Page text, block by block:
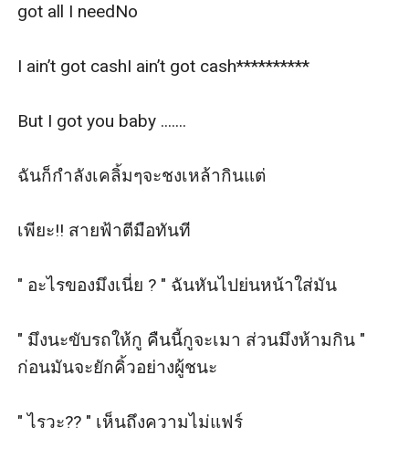
got all I needNo
I ain’t got cashI ain’t got cash**********
But I got you baby .......
ฉันก็กำลังเคลิ้มๆจะชงเหล้ากินแต่
เพียะ!! สายฟ้าตีมือทันที
" อะไรของมึงเนี่ย ? " ฉันหันไปย่นหน้าใส่มัน
" มึงนะขับรถให้กู คืนนี้กูจะเมา ส่วนมึงห้ามกิน "
ก่อนมันจะยักคิ้วอย่างผู้ชนะ
" ไรวะ?? " เห็นถึงความไม่แฟร์